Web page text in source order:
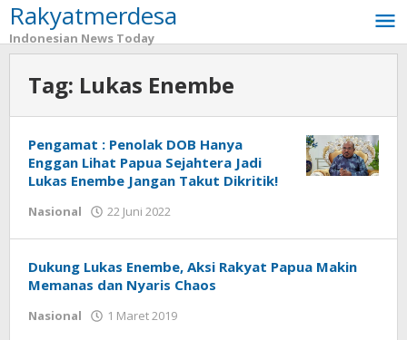
Lewati
ke
konten
Rakyatmerdesa
Indonesian News Today
Tag: Lukas Enembe
Pengamat : Penolak DOB Hanya
Enggan Lihat Papua Sejahtera Jadi
Lukas Enembe Jangan Takut Dikritik!
Nasional 22 Juni 2022
Dukung Lukas Enembe, Aksi Rakyat Papua Makin
Memanas dan Nyaris Chaos
Nasional 1 Maret 2019